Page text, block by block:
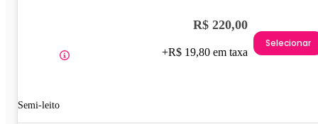
Semi-leito
R$ 220,00
+R$ 19,80 em taxa
Selecionar